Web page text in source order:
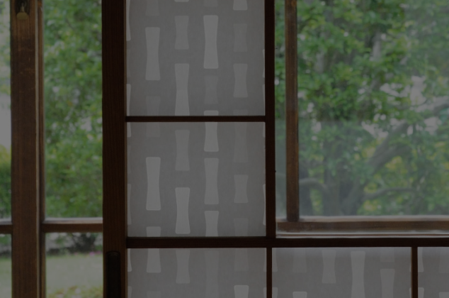
〈メルア〉
〈クリエイター
デザイン障子紙
〈Blanche〉
カラー壁紙
〈ヒューモ〉
カラヴィ
リメイクシート
ウォールステッカ